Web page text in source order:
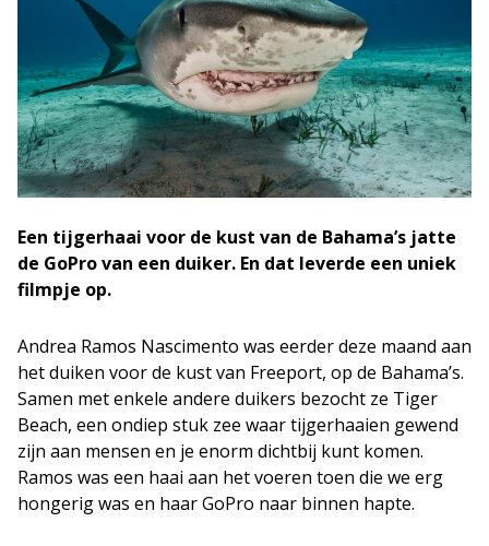
Een tijgerhaai voor de kust van de Bahama’s jatte
de GoPro van een duiker. En dat leverde een uniek
filmpje op.
Andrea Ramos Nascimento was eerder deze maand aan
het duiken voor de kust van Freeport, op de Bahama’s.
Samen met enkele andere duikers bezocht ze Tiger
Beach, een ondiep stuk zee waar tijgerhaaien gewend
zijn aan mensen en je enorm dichtbij kunt komen.
Ramos was een haai aan het voeren toen die we erg
hongerig was en haar GoPro naar binnen hapte.